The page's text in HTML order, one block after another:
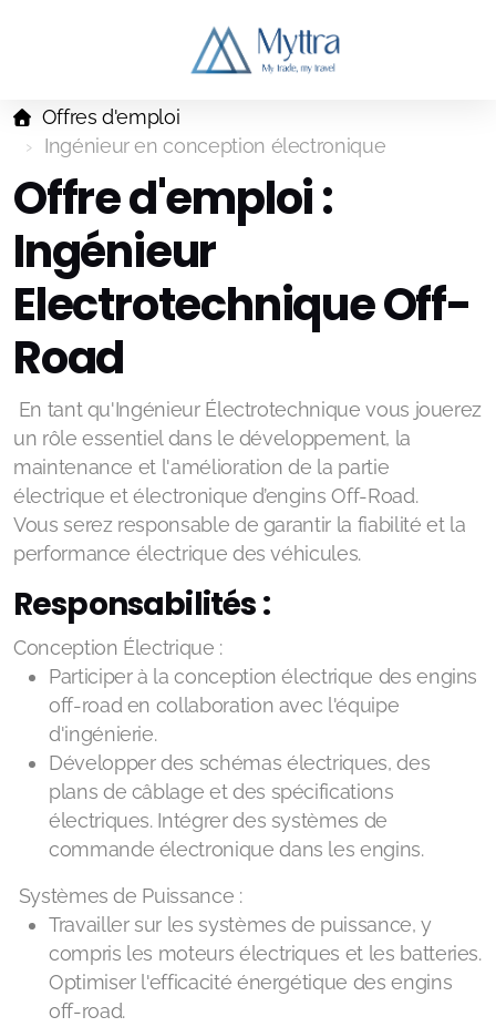
Offres d'emploi
Ingénieur en conception électronique
Offre d'emploi :
Ingénieur
Electrotechnique Off-
Road
En tant qu'Ingénieur Électrotechnique vous jouerez
un rôle essentiel dans le développement, la
maintenance et l'amélioration de la partie
électrique et électronique d’engins Off-Road.
Vous serez responsable de garantir la fiabilité et la
performance électrique des véhicules.
Responsabilités :
Conception Électrique :
Participer à la conception électrique des engins
off-road en collaboration avec l'équipe
d'ingénierie.
Développer des schémas électriques, des
plans de câblage et des spécifications
électriques. Intégrer des systèmes de
commande électronique dans les engins.
Systèmes de Puissance :
Travailler sur les systèmes de puissance, y
compris les moteurs électriques et les batteries.
Optimiser l'efficacité énergétique des engins
off-road.